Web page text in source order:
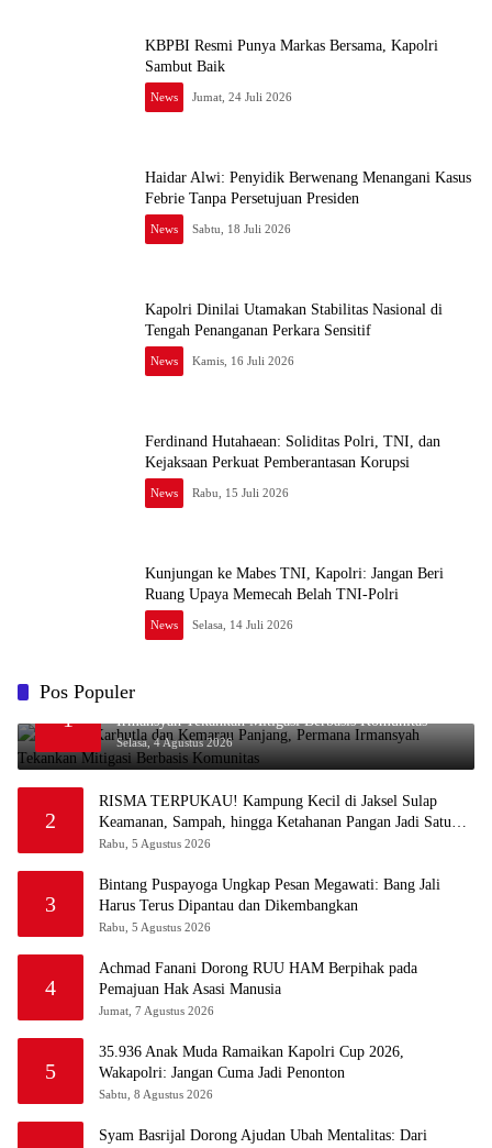
KBPBI Resmi Punya Markas Bersama, Kapolri
Sambut Baik
News Jumat, 24 Juli 2026
Haidar Alwi: Penyidik Berwenang Menangani Kasus
Febrie Tanpa Persetujuan Presiden
News Sabtu, 18 Juli 2026
Kapolri Dinilai Utamakan Stabilitas Nasional di
Tengah Penanganan Perkara Sensitif
News Kamis, 16 Juli 2026
Ferdinand Hutahaean: Soliditas Polri, TNI, dan
Kejaksaan Perkuat Pemberantasan Korupsi
News Rabu, 15 Juli 2026
Kunjungan ke Mabes TNI, Kapolri: Jangan Beri
Ruang Upaya Memecah Belah TNI-Polri
News Selasa, 14 Juli 2026
Pos Populer
1
Waspada Karhutla dan Kemarau Panjang, Permana
Irmansyah Tekankan Mitigasi Berbasis Komunitas
Selasa, 4 Agustus 2026
2
RISMA TERPUKAU! Kampung Kecil di Jaksel Sulap
Keamanan, Sampah, hingga Ketahanan Pangan Jadi Satu
Sistem
Rabu, 5 Agustus 2026
3
Bintang Puspayoga Ungkap Pesan Megawati: Bang Jali
Harus Terus Dipantau dan Dikembangkan
Rabu, 5 Agustus 2026
4
Achmad Fanani Dorong RUU HAM Berpihak pada
Pemajuan Hak Asasi Manusia
Jumat, 7 Agustus 2026
5
35.936 Anak Muda Ramaikan Kapolri Cup 2026,
Wakapolri: Jangan Cuma Jadi Penonton
Sabtu, 8 Agustus 2026
Syam Basrijal Dorong Ajudan Ubah Mentalitas: Dari